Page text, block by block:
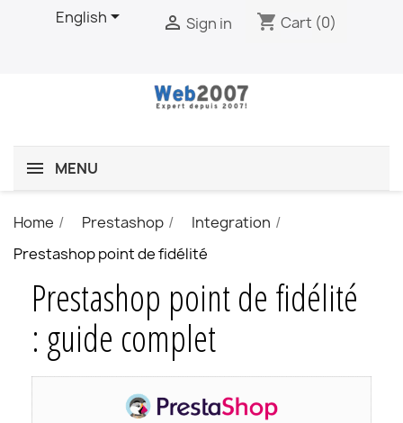
English  Sign in shopping_cart Cart (0)
MENU
Home Prestashop
Integration
Prestashop point de fidélité
Prestashop point de fidélité
: guide complet